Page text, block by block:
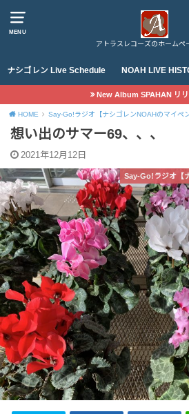
MENU
アトラスレコーズのホームペ
ナシゴレン Live Schedule NOAH LIVE
New Album SPAHAN リリ
HOME Say-Go!ラジオ【ナシゴレンNOAHのマイペ
想い出のサマー69、、、
2021年12月12日
Say-Go!ラジオ【